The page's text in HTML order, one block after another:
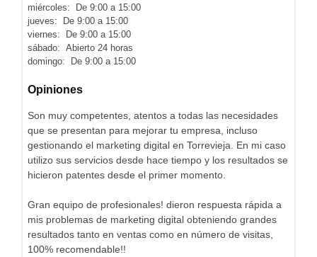
miércoles: De 9:00 a 15:00
jueves: De 9:00 a 15:00
viernes: De 9:00 a 15:00
sábado: Abierto 24 horas
domingo: De 9:00 a 15:00
Opiniones
Son muy competentes, atentos a todas las necesidades
que se presentan para mejorar tu empresa, incluso
gestionando el marketing digital en Torrevieja. En mi caso
utilizo sus servicios desde hace tiempo y los resultados se
hicieron patentes desde el primer momento.
Gran equipo de profesionales! dieron respuesta rápida a
mis problemas de marketing digital obteniendo grandes
resultados tanto en ventas como en número de visitas,
100% recomendable!!